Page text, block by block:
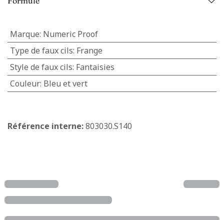
Marque: Numeric Proof
Type de faux cils: Frange
Style de faux cils: Fantaisies
Couleur: Bleu et vert
Référence interne:803030.S140